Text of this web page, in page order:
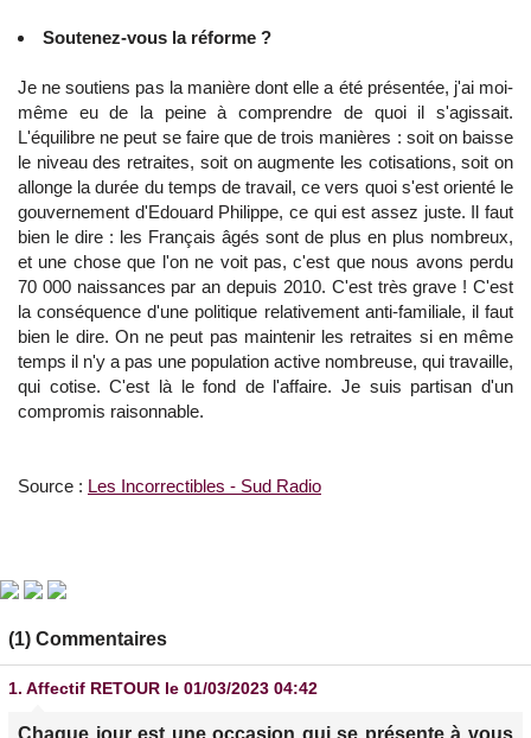
Soutenez-vous la réforme ?
Je ne soutiens pas la manière dont elle a été présentée, j'ai moi-
même eu de la peine à comprendre de quoi il s'agissait.
L'équilibre ne peut se faire que de trois manières : soit on baisse
le niveau des retraites, soit on augmente les cotisations, soit on
allonge la durée du temps de travail, ce vers quoi s'est orienté le
gouvernement d'Edouard Philippe, ce qui est assez juste. Il faut
bien le dire : les Français âgés sont de plus en plus nombreux,
et une chose que l'on ne voit pas, c'est que nous avons perdu
70 000 naissances par an depuis 2010. C'est très grave ! C'est
la conséquence d'une politique relativement anti-familiale, il faut
bien le dire. On ne peut pas maintenir les retraites si en même
temps il n'y a pas une population active nombreuse, qui travaille,
qui cotise. C'est là le fond de l'affaire. Je suis partisan d'un
compromis raisonnable.
Source : Les Incorrectibles - Sud Radio
(1) Commentaires
1. Affectif RETOUR le 01/03/2023 04:42